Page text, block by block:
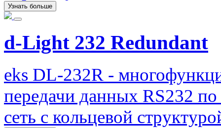
Узнать больше
d-Light 232 Redundant
eks DL-232R -
передачи данных RS232
сеть с кольцевой